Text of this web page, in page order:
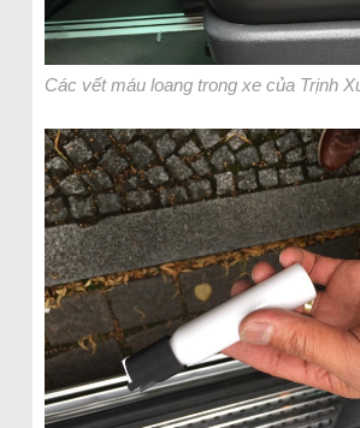
Các vết máu loang trong xe của Trịnh